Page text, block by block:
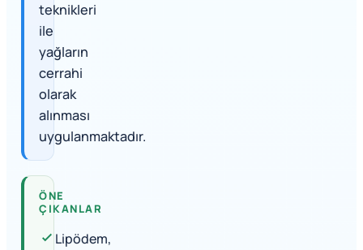
teknikleri
ile
yağların
cerrahi
olarak
alınması
uygulanmaktadır.
ÖNE
ÇIKANLAR
Lipödem,